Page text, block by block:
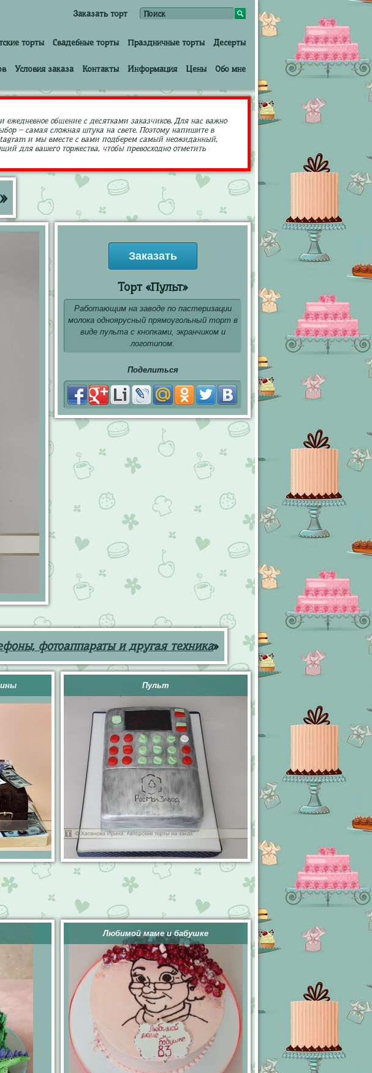
Заказать торт
торты Свадебные торты Праздничные торты Десерты
Условия заказа Контакты Информация Цены Обо мне
ежедневное общение с десятками заказчиков. Для нас важно
– самая сложная штука на свете. Поэтому напишите в
и мы вместе с вами подберем самый неожиданный,
для вашего торжества, чтобы превосходно отметить
Заказать
Торт «Пульт»
Работающим на заводе по пастеризации
молока одноярусный прямоугольный торт в
виде пульта с кнопками, экранчиком и
логотипом.
Поделиться
фотоаппараты и другая техника»
Пульт
Любимой маме и бабушке